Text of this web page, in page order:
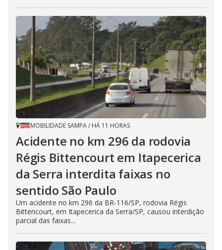
MOBILIDADE SAMPA/ HÁ 11 HORAS
Acidente no km 296 da rodovia
Régis Bittencourt em Itapecerica
da Serra interdita faixas no
sentido São Paulo
Um acidente no km 296 da BR-116/SP, rodovia Régis
Bittencourt, em Itapecerica da Serra/SP, causou interdição
parcial das faixas...